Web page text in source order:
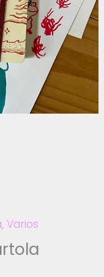
,Varios